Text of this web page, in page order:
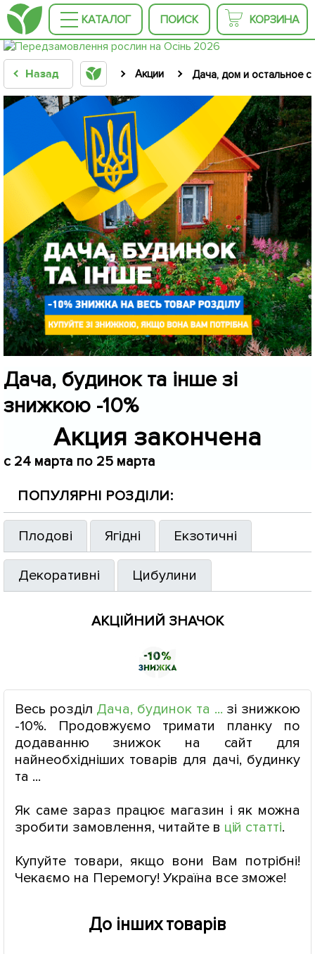
КАТАЛОГ ПОИСК КОРЗИНА
Назад Акции Дача, дом и остальное
Дача, будинок та інше зі
знижкою -10%
Акция закончена
c 24 марта по 25 марта
ПОПУЛЯРНІ РОЗДІЛИ:
Плодові Ягідні Екзотичні
Декоративні Цибулини
АКЦІЙНИЙ ЗНАЧОК
Весь розділ Дача, будинок та ... зі знижкою
-10%. Продовжуємо тримати планку по
додаванню знижок на сайт для
найнеобхідніших товарів для дачі, будинку
та ...
Як саме зараз працює магазин і як можна
зробити замовлення, читайте в цій статті.
Купуйте товари, якщо вони Вам потрібні!
Чекаємо на Перемогу! Україна все зможе!
До інших товарів